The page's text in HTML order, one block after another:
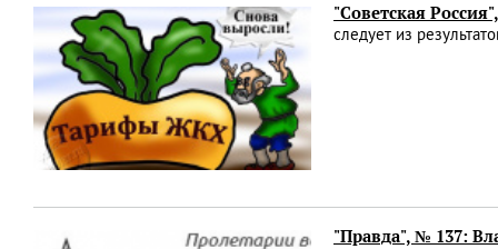
"Советская
следует из
"Правда", № 137: